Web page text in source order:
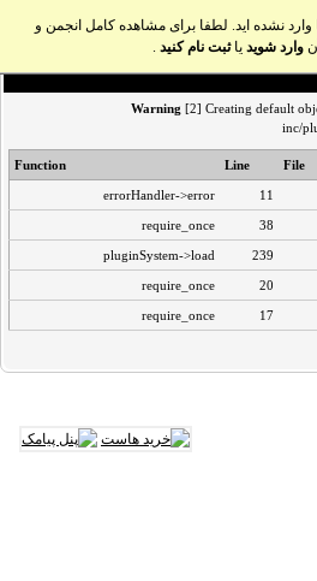
وارد نشده اید. لطفا برای مشاهده کامل انجمن و
وارد شوید یاثبت نام کنید .
Warning [2] Creating default
inc/
File
Line
Function
11
errorHandler->error
38
require_once
239
pluginSystem->load
20
require_once
17
require_once